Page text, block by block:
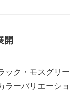
開
ック・モスグリー
ラーバリエーショ